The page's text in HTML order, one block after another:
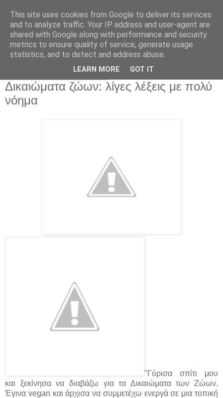
Δικαιώματα ζώων: λίγες λέξεις με πολύ
νόημα
"Γύρισα σπίτι μου
και ξεκίνησα να διαβάζω για τα Δικαιώματα των Ζώων.
Έγινα vegan και άρχισα να συμμετέχω ενεργά σε μια τοπική
This site uses cookies from Google to deliver its services
and to analyze traffic. Your IP address and user-agent are
shared with Google along with performance and security
metrics to ensure quality of service, generate usage
statistics, and to detect and address abuse.
LEARN MORE GOT IT